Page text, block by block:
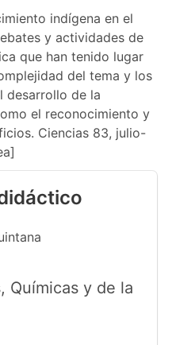
indígena en el
y actividades de
que han tenido lugar
del tema y los
desarrollo de la
el reconocimiento y
Ciencias 83, julio-
Químicas y de la